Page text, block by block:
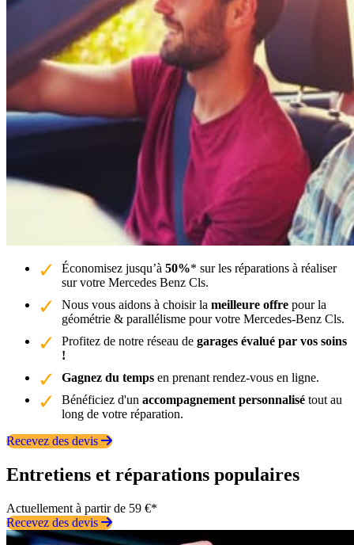
Économisez jusqu’à 50%* sur les réparations à réaliser
sur votre Mercedes Benz Cls.
Nous vous aidons à choisir la meilleure offre pour la
géométrie & parallélisme pour votre Mercedes-Benz Cls.
Profitez de notre réseau de garages évalué par vos soins
!
Gagnez du temps en prenant rendez-vous en ligne.
Bénéficiez d'un accompagnement personnalisé tout au
long de votre réparation.
Recevez des devis
Entretiens et réparations populaires
Actuellement à partir de 59 €*
Recevez des devis